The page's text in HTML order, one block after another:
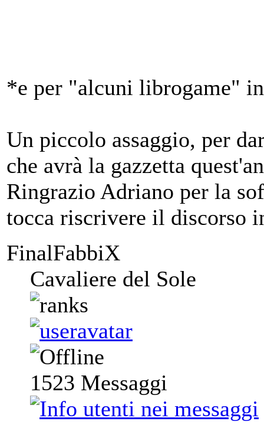
*e per "alcuni librogame"
Un piccolo assaggio, per
che avrà la gazzetta
Ringrazio Adriano per la
tocca riscrivere il discorso
FinalFabbiX
Cavaliere del Sole
1523 Messaggi